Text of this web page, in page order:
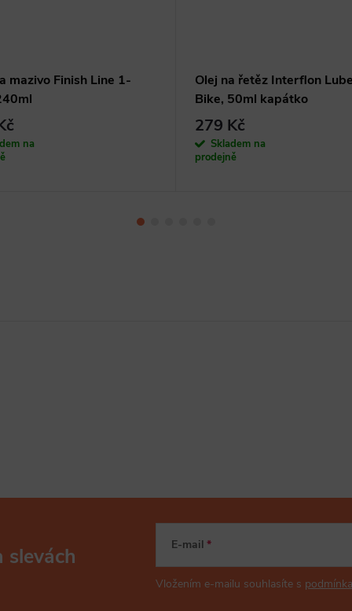
mazivo Finish Line 1-
na
Olej na řetěz Interflon
Bike, 50ml kapátko
279 Kč
Skladem na
prodejně
slevách E-mail
Vložením e-mailu souhlasíte s